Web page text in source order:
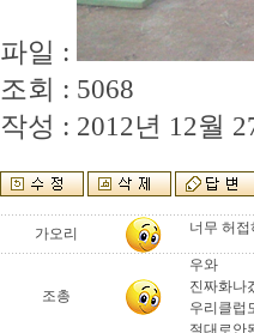
파일 :
조회 : 5068
작성 : 2012년 12월
가오리 너무 허
조총
우와
진짜화나
우리클럽
절대로안